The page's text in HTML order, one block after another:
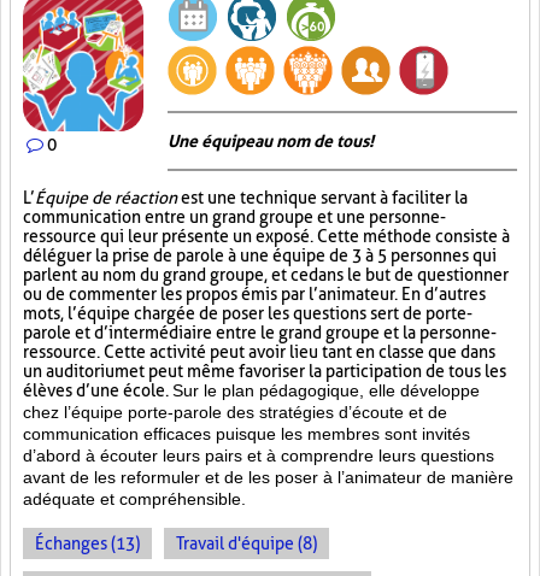
0 Une équipe au nom de tous!
L’Équipe de réactionest une technique servant à faciliter la
communication entre un grand groupe et une personne-
ressource qui leur présente un exposé. Cette méthode consiste à
déléguer la prise de parole à une équipe de 3 à 5 personnes qui
parlent au nom du grand groupe, et ce dans le but de questionner
ou de commenter les propos émis par l’animateur. En d’autres
mots, l’équipe chargée de poser les questions sert de porte-
parole et d’intermédiaire entre le grand groupe et la personne-
ressource. Cette activité peut avoir lieu tant en classe que dans
un auditorium et peut même favoriser la participation de tous les
élèves d’une école. Sur le plan pédagogique, elle développe
chez l’équipe porte-parole des stratégies d’écoute et de
communication efficaces puisque les membres sont invités
d’abord à écouter leurs pairs et à comprendre leurs questions
avant de les reformuler et de les poser à l’animateur de manière
adéquate et compréhensible.
Échanges (13) Travail d'équipe (8)